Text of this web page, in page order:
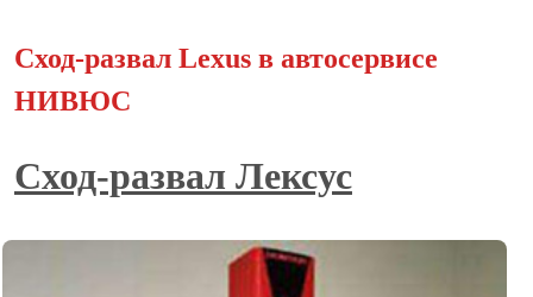
Сход-развал Lexus в автосервисе
НИВЮС
Сход-развал Лексус